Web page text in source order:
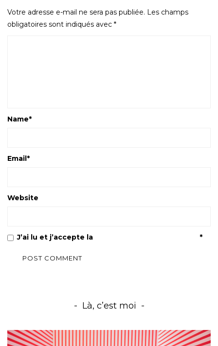
Votre adresse e-mail ne sera pas publiée. Les champs
obligatoires sont indiqués avec *
Name*
Email*
Website
J’ai lu et j’accepte la *
Là, c’est moi